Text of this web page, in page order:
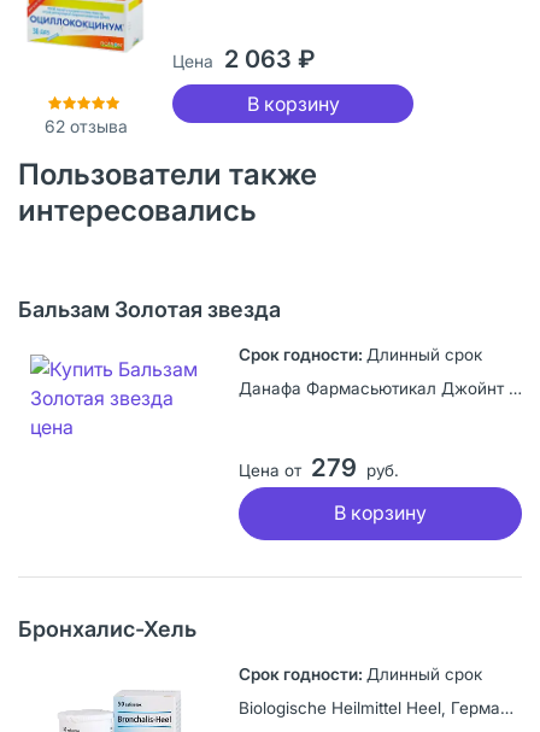
62отзыва
Цена 2 063 ₽
В корзину
Пользователи также
интересовались
Бальзам Золотая звезда
Длинный срок
Данафа Фармасьютикал Джойнт Сток Компани, Вьетнам
Цена от 279 руб.
В корзину
Бронхалис-Хель
Длинный срок
Biologische Heilmittel Heel, Германия